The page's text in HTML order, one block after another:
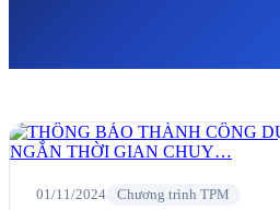
01/11/2024 Chương trình TPM